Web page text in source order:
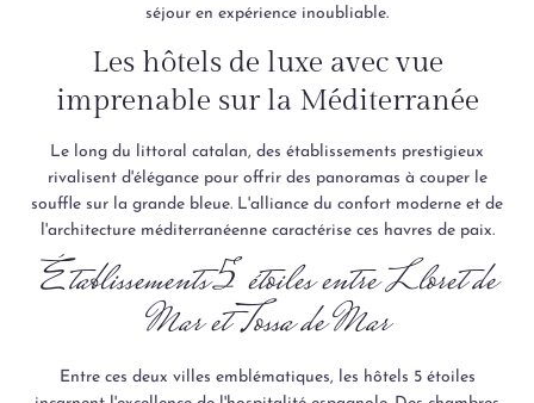
séjour en expérience inoubliable.
Les hôtels de luxe avec vue
imprenable sur la Méditerranée
Le long du littoral catalan, des établissements prestigieux
rivalisent d'élégance pour offrir des panoramas à couper le
souffle sur la grande bleue. L'alliance du confort moderne et de
l'architecture méditerranéenne caractérise ces havres de paix.
Établissements 5 étoiles entre Lloret de
Mar et Tossa de Mar
Entre ces deux villes emblématiques, les hôtels 5 étoiles